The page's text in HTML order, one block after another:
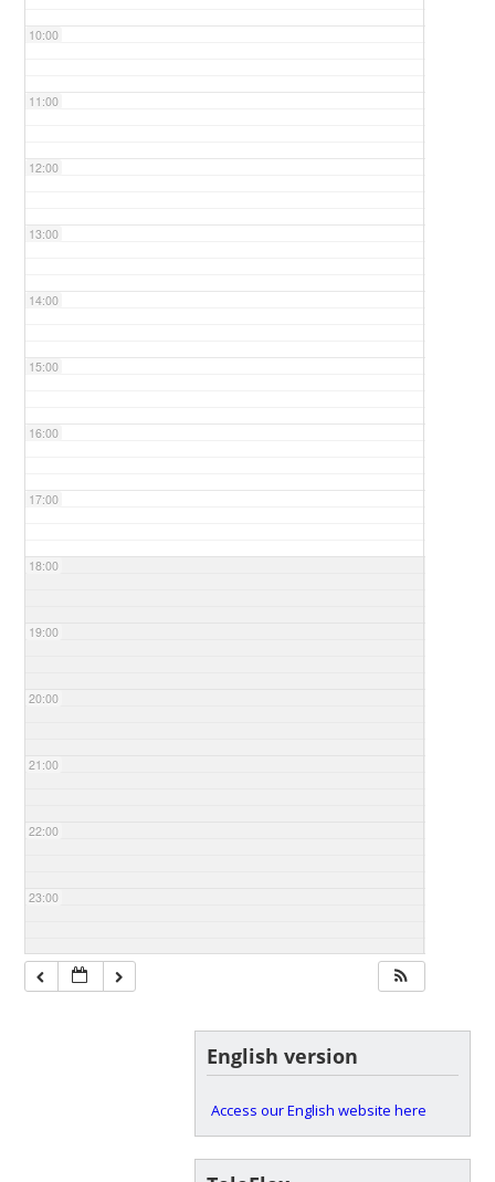
10:00
11:00
12:00
13:00
14:00
15:00
16:00
17:00
18:00
19:00
20:00
21:00
22:00
23:00
English version
Access our English website here